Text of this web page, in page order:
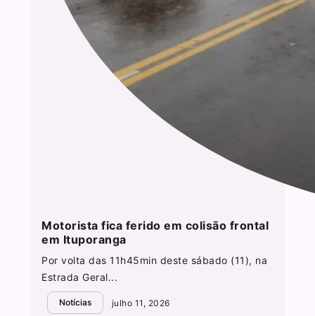
Motorista fica ferido em colisão frontal
em Ituporanga
Por volta das 11h45min deste sábado (11), na
Estrada Geral...
Notícias julho 11, 2026